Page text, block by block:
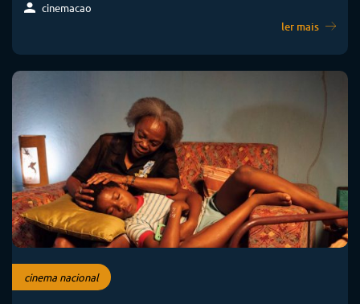
cinemacao
ler mais
cinema nacional